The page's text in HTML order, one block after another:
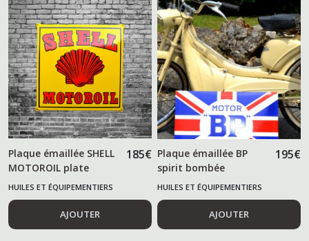
Plaque émaillée SHELL
MOTOROIL plate
185€
HUILES ET ÉQUIPEMENTIERS
AUTOMOBILES
AJOUTER
Plaque émaillée BP
spirit bombée
195€
HUILES ET ÉQUIPEMENTIERS
AUTOMOBILES
AJOUTER